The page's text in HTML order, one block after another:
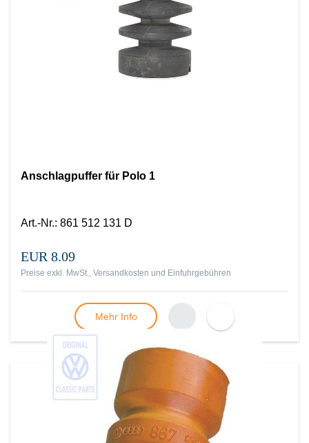
Anschlagpuffer für Polo 1
Art.-Nr.: 861 512 131 D
EUR 8.09
Preise exkl. MwSt., Versandkosten und Einfuhrgebühren
Mehr Info